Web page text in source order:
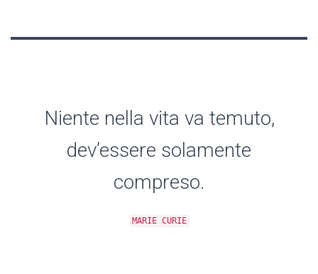
Niente nella vita va temuto,
dev’essere solamente
compreso.
MARIE CURIE